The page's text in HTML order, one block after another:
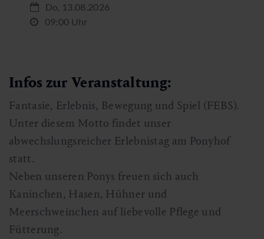
Do, 13.08.2026
09:00 Uhr
Infos zur Veranstaltung:
Fantasie, Erlebnis, Bewegung und Spiel (FEBS).
Unter diesem Motto findet unser
abwechslungsreicher Erlebnistag am Ponyhof
statt.
Neben unseren Ponys freuen sich auch
Kaninchen, Hasen, Hühner und
Meerschweinchen auf liebevolle Pflege und
Fütterung.